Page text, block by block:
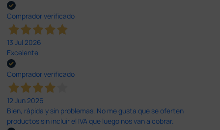
Comprador verificado
13 Jul 2026
Excelente
Comprador verificado
12 Jun 2026
Bien, rápida y sin problemas. No me gusta que se oferten
productos sin incluir el IVA que luego nos van a cobrar.